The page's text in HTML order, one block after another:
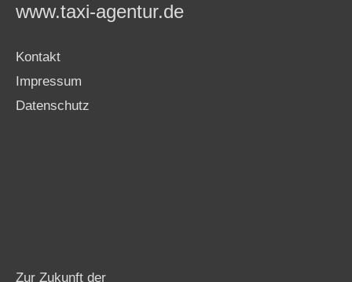
www.taxi-agentur.de
Kontakt
Impressum
Datenschutz
Zur Zukunft der